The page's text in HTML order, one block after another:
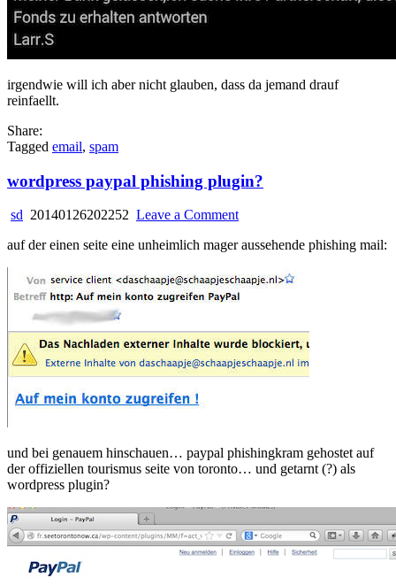
irgendwie will ich aber nicht glauben, dass da jemand drauf
reinfaellt.
Share:
Tagged email, spam
wordpress paypal phishing plugin?
sd 20140126202252 Leave a Commenton
paypal
plugin?
auf der einen seite eine unheimlich mager aussehende phishing mail:
und bei genauem hinschauen… paypal phishingkram gehostet auf
der offiziellen tourismus seite von toronto… und getarnt (?) als
wordpress plugin?